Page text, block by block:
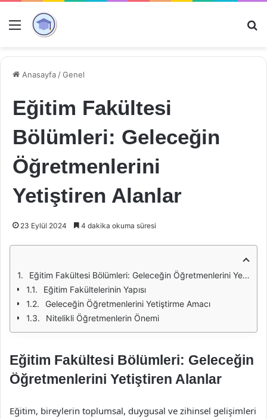
Menü
Anasayfa /Genel
Eğitim Fakültesi
Bölümleri: Geleceğin
Öğretmenlerini
Yetiştiren Alanlar
23 Eylül 2024 4 dakika okuma süresi
Eğitim Fakültesi Bölümleri: Geleceğin Öğretmenlerini Yetiştiren Alanlar
Eğitim Fakültelerinin Yapısı
Geleceğin Öğretmenlerini Yetiştirme Amacı
Nitelikli Öğretmenlerin Önemi
Eğitim Fakültesi Bölümleri: Geleceğin
Öğretmenlerini Yetiştiren Alanlar
Eğitim, bireylerin toplumsal, duygusal ve zihinsel gelişimleri